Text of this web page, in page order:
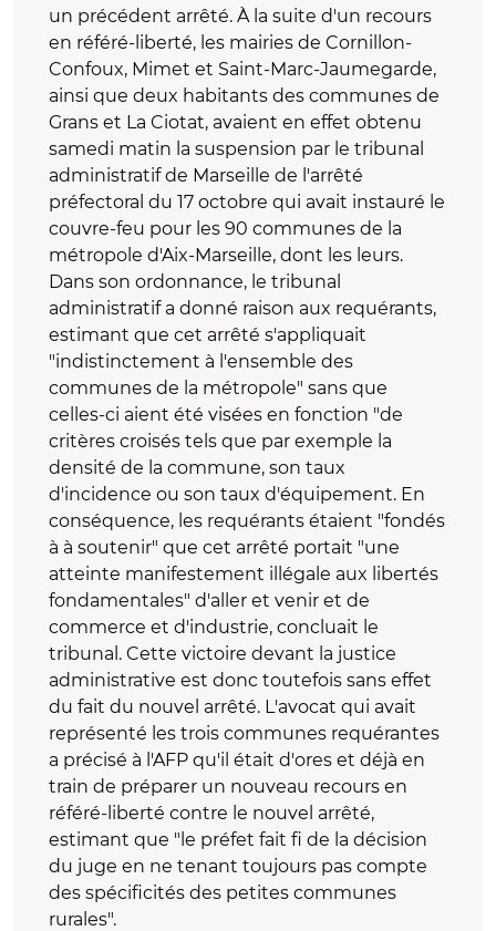
un précédent arrêté. À la suite d'un recours
en référé-liberté, les mairies de Cornillon-
Confoux, Mimet et Saint-Marc-Jaumegarde,
ainsi que deux habitants des communes de
Grans et La Ciotat, avaient en effet obtenu
samedi matin la suspension par le tribunal
administratif de Marseille de l'arrêté
préfectoral du 17 octobre qui avait instauré le
couvre-feu pour les 90 communes de la
métropole d'Aix-Marseille, dont les leurs.
Dans son ordonnance, le tribunal
administratif a donné raison aux requérants,
estimant que cet arrêté s'appliquait
"indistinctement à l'ensemble des
communes de la métropole" sans que
celles-ci aient été visées en fonction "de
critères croisés tels que par exemple la
densité de la commune, son taux
d'incidence ou son taux d'équipement. En
conséquence, les requérants étaient "fondés
à à soutenir" que cet arrêté portait "une
atteinte manifestement illégale aux libertés
fondamentales" d'aller et venir et de
commerce et d'industrie, concluait le
tribunal. Cette victoire devant la justice
administrative est donc toutefois sans effet
du fait du nouvel arrêté. L'avocat qui avait
représenté les trois communes requérantes
a précisé à l'AFP qu'il était d'ores et déjà en
train de préparer un nouveau recours en
référé-liberté contre le nouvel arrêté,
estimant que "le préfet fait fi de la décision
du juge en ne tenant toujours pas compte
des spécificités des petites communes
rurales".